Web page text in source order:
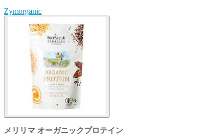
Zymorganic
メリリマ オーガニックプロテイン